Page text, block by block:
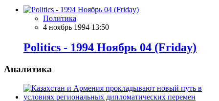
Политика
4 ноябрь 1994 13:50
Politics - 1994 Ноябрь 04 (Friday)
Аналитика